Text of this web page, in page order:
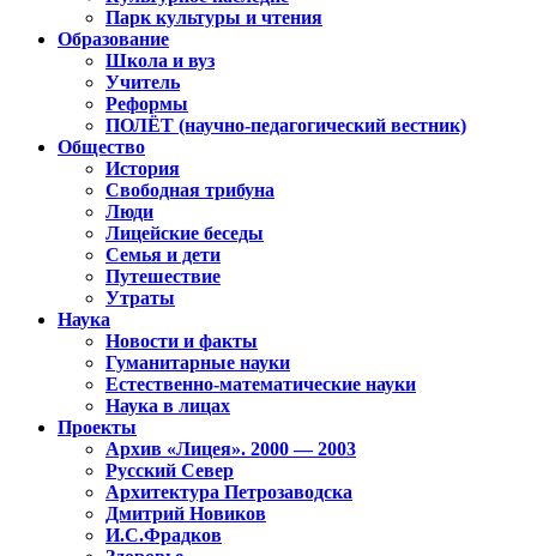
Парк культуры и чтения
Образование
Школа и вуз
Учитель
Реформы
ПОЛЁТ (научно-педагогический вестник)
Общество
История
Свободная трибуна
Люди
Лицейские беседы
Семья и дети
Путешествие
Утраты
Наука
Новости и факты
Гуманитарные науки
Естественно-математические науки
Наука в лицах
Проекты
Архив «Лицея». 2000 — 2003
Русский Север
Архитектура Петрозаводска
Дмитрий Новиков
И.С.Фрадков